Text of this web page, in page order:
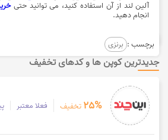
آلین لند از آن استفاده کنید، می توانید حتی
انجام دهید.
برچسب : برنزی
جدیدترین کوپن ها و کدهای تخفیف
25% تخفیف فعلا معتبر